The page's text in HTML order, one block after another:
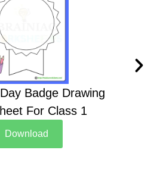
Badge Drawing
For Class 1
Download